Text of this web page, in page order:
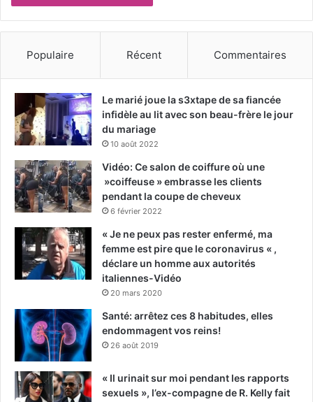
Populaire Récent Commentaires
Le marié joue la s3xtape de sa fiancée
infidèle au lit avec son beau-frère le jour
du mariage
10 août 2022
Vidéo: Ce salon de coiffure où une
»coiffeuse » embrasse les clients
pendant la coupe de cheveux
6 février 2022
« Je ne peux pas rester enfermé, ma
femme est pire que le coronavirus « ,
déclare un homme aux autorités
italiennes-Vidéo
20 mars 2020
Santé: arrêtez ces 8 habitudes, elles
endommagent vos reins!
26 août 2019
« Il urinait sur moi pendant les rapports
sexuels », l’ex-compagne de R. Kelly fait